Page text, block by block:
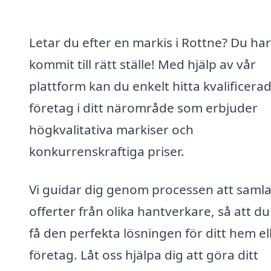
Letar du efter en markis i Rottne? Du har
kommit till rätt ställe! Med hjälp av vår
plattform kan du enkelt hitta
företag i ditt närområde som erbjuder
högkvalitativa markiser och
konkurrenskraftiga priser.
Vi guidar dig genom processen att
offerter från olika hantverkare, så att
få den perfekta lösningen för ditt hem
företag. Låt oss hjälpa dig att göra ditt